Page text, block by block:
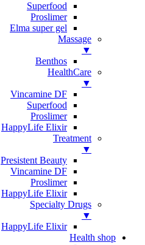
Superfood
Proslimer
Elma super gel
Massage
▼
Benthos
HealthCare
▼
Vincamine DF
Superfood
Proslimer
HappyLife Elixir
Treatment
▼
Presistent Beauty
Vincamine DF
Proslimer
HappyLife Elixir
Specialty Drugs
▼
HappyLife Elixir
Health shop